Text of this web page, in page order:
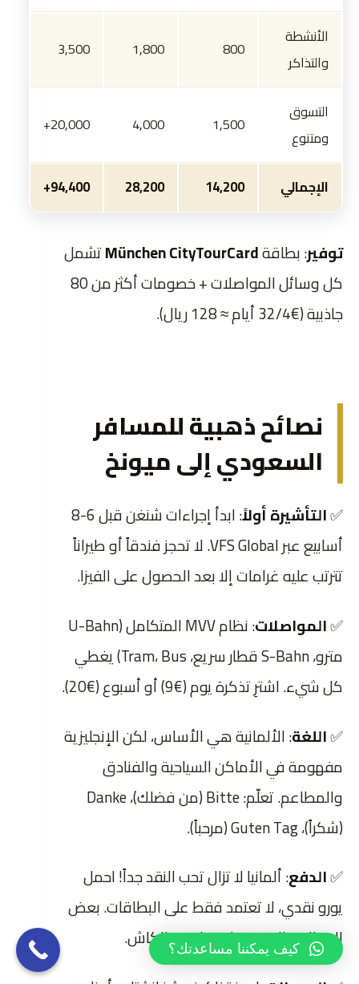
الأنشطة
والتذاكر
800
1,800
3,500
التسوق
ومتنوع
1,500
4,000
20,000+
الإجمالي 14,200
28,200
94,400+
توفير: بطاقةMünchen CityTourCardتشمل
كل وسائل المواصلات + خصومات أكثر من 80
جاذبية (€32/4 أيام ≈ 128 ريال).
نصائح ذهبية للمسافر
السعودي إلى ميونخ
✅التأشيرة أولاً
: ابدأ إجراءات شنغن قبل 6-8
أسابيع عبر VFS Global. لا تحجز فندقاً أو طيراناً
تترتب عليه غرامات إلا بعد الحصول على الفيزا.
✅المواصلات
: نظام MVV المتكامل (U-Bahn
مترو، S-Bahn قطار سريع، Tram، Bus) يغطي
كل شيء. اشترِ تذكرة يوم (€9) أو أسبوع (€20).
✅اللغة: الألمانية هي الأساس، لكن الإنجليزية
مفهومة في الأماكن السياحية والفنادق
والمطاعم. تعلّم: Bitte (من فضلك)، Danke
(شكراً)، Guten Tag (مرحباً).
✅الدفع: ألمانيا لا تزال تحب النقد جداً! احمل
يورو نقدي، لا تعتمد فقط على البطاقات. بعض
المطاعم الصغيرة لا تقبل غير الكاش.
كيف يمكننا مساعدتك؟